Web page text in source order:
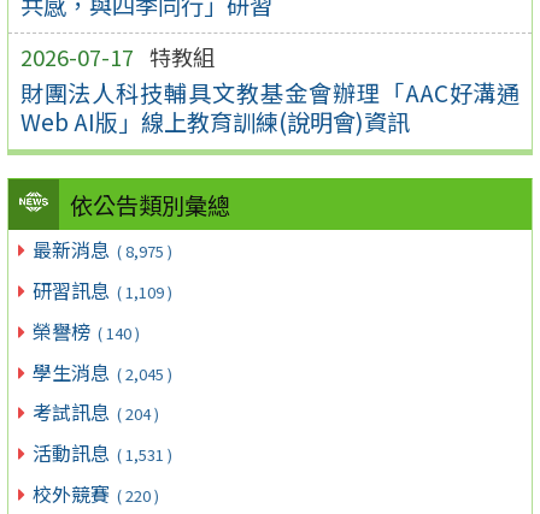
2026-07-17 特教組
財團法人科技輔具文教基金會辦理「AAC好溝通
Web AI版」線上教育訓練(說明會)資訊
依公告類別彙總
最新消息 ( 8,975 )
研習訊息 ( 1,109 )
榮譽榜 ( 140 )
學生消息 ( 2,045 )
考試訊息 ( 204 )
活動訊息 ( 1,531 )
校外競賽 ( 220 )